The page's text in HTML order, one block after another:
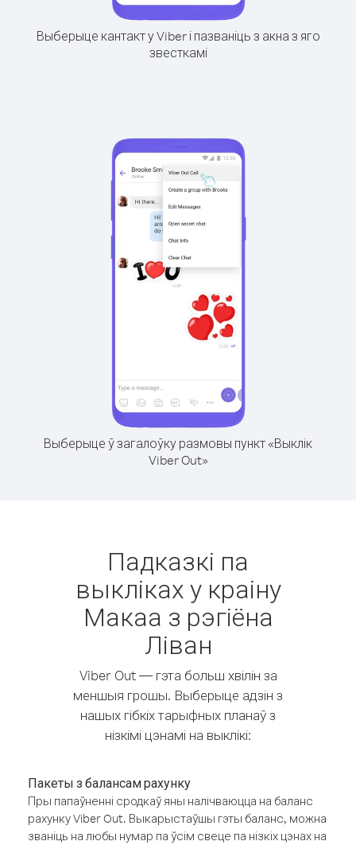
Выберыце кантакт у Viber і пазваніць з акна з яго
звесткамі
Выберыце ў загалоўку размовы пункт «Выклік
Viber Out»
Падказкі па
выкліках у краіну
Макаа з рэгіёна
Ліван
Viber Out — гэта больш хвілін за
меншыя грошы. Выберыце адзін з
нашых гібкіх тарыфных планаў з
нізкімі цэнамі на выклікі:
Пакеты з балансам рахунку
Пры папаўненні сродкаў яны налічваюцца на баланс
рахунку Viber Out. Выкарыстаўшы гэты баланс, можна
званіць на любы нумар па ўсім свеце па нізкіх цэнах на